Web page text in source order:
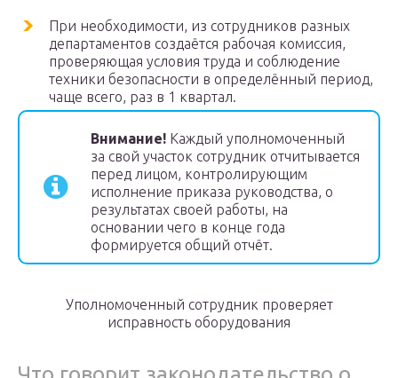
При необходимости, из сотрудников разных
департаментов создаётся рабочая комиссия,
проверяющая условия труда и соблюдение
техники безопасности в определённый период,
чаще всего, раз в 1 квартал.
Внимание! Каждый уполномоченный
за свой участок сотрудник отчитывается
перед лицом, контролирующим
исполнение приказа руководства, о
результатах своей работы, на
основании чего в конце года
формируется общий отчёт.
Уполномоченный сотрудник проверяет
исправность оборудования